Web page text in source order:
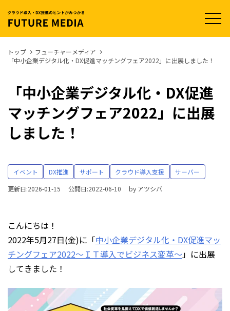
t
o
g
a
t
i
トップ
フューチャーメディア
「中小企業デジタル化・DX促進マッチングフェア2022」に出展しました！
「中小企業デジタル化・DX促進
マッチングフェア2022」に出展
しました！
イベント DX推進 サポート クラウド導入支援
サーバー
更新日:2026-01-15
公開日:2022-06-10 by アツシバ
こんにちは！
2022年5月27日(金)に「中小企業デジタル化・DX促進マッ
チングフェア2022～ＩＴ導入でビジネス変革～」に出展
してきました！